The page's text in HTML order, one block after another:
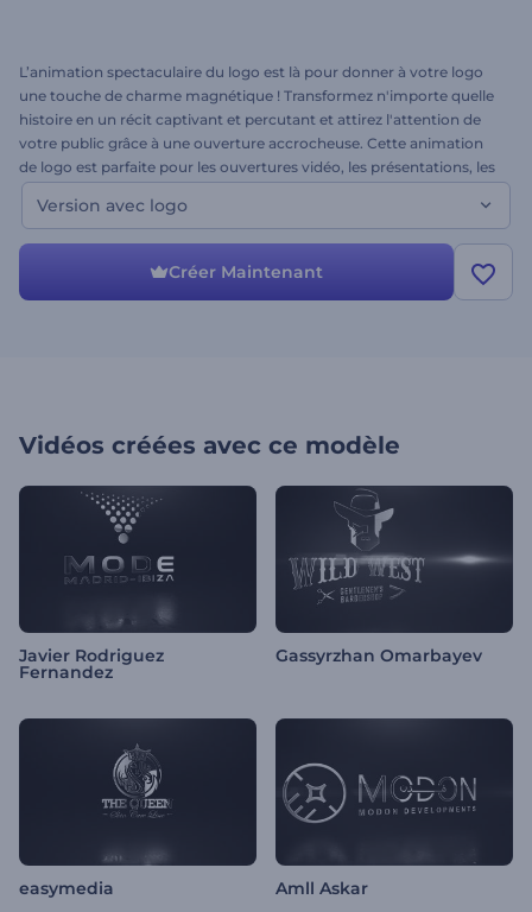
L’animation spectaculaire du logo est là pour donner à votre logo
une touche de charme magnétique ! Transformez n'importe quelle
histoire en un récit captivant et percutant et attirez l'attention de
votre public grâce à une ouverture accrocheuse. Cette animation
de logo est parfaite pour les ouvertures vidéo, les présentations, les
projets YouTube, les films indépendants, les bandes-annonces et
bien plus encore. Tout logo mérite un effet vidéo
ressemblera votre logo dans ce style ? Alors il est grand temps
Version avec logo
Créer Maintenant
Vidéos créées avec ce modèle
Javier Rodriguez
Fernandez
Gassyrzhan Omarbayev
easymedia Amll Askar